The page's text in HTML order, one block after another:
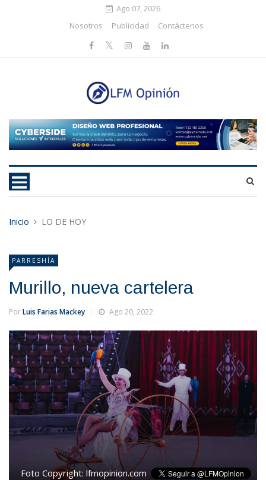
Ago 07, 2026
Nosotros
Publicidad Contáctenos
Inicio LO DE HOY
PARRESHÍA
Murillo, nueva cartelera
PorLuis Farias Mackey Ago 20, 2022
Foto Copyright: lfmopinion.com